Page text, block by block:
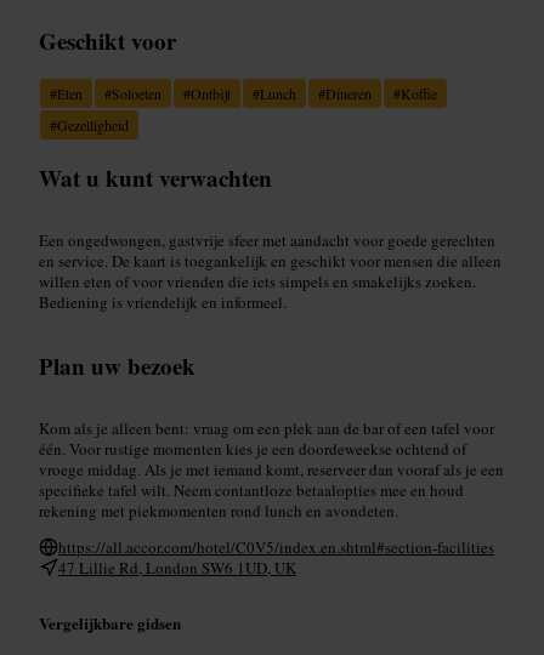
Geschikt voor
#Eten #Soloeten #Ontbijt #Lunch #Dineren #Koffie
#Gezelligheid
Wat u kunt verwachten
Een ongedwongen, gastvrije sfeer met aandacht voor goede gerechten
en service. De kaart is toegankelijk en geschikt voor mensen die alleen
willen eten of voor vrienden die iets simpels en smakelijks zoeken.
Bediening is vriendelijk en informeel.
Plan uw bezoek
Kom als je alleen bent: vraag om een plek aan de bar of een tafel voor
één. Voor rustige momenten kies je een doordeweekse ochtend of
vroege middag. Als je met iemand komt, reserveer dan vooraf als je een
specifieke tafel wilt. Neem contantloze betaalopties mee en houd
rekening met piekmomenten rond lunch en avondeten.
https://all.accor.com/hotel/C0V5/index.en.shtml#section-facilities
47 Lillie Rd, London SW6 1UD, UK
Vergelijkbare gidsen